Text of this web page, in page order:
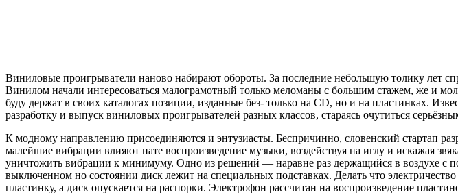
Виниловые проигрыватели наново набирают обороты. За последние небольшую толику лет
Винилом начали интересоваться малограмотный только меломаны с большим стажем, же и
буду держат в своих каталогах позиции, изданные без- только на CD, но и на пластинках.
разработку и выпуск виниловых проигрывателей разных классов, стараясь очутиться
К модному направлению присоединяются и энтузиасты. Беспричинно, словенский стартап
малейшие вибрации влияют нате воспроизведение музыки, воздействуя на иглу и искажая
уничтожить вибрации к минимуму. Одно из решений — наравне раз держащийся в воздухе с
выключенном но состоянии диск лежит на специальных подставках. Делать что
пластинку, а диск опускается на распорки. Электрофон рассчитан на воспроизведение